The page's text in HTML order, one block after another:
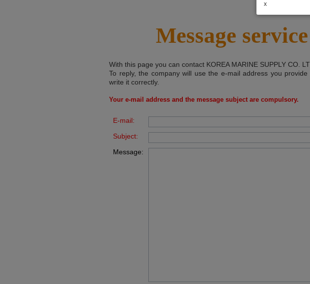
x
Message service
With this page you can contact KOREA MARINE SUPPLY CO.
To reply, the company will use the e-mail address you provide
write it correctly.
Your e-mail address and the message subject are compulsory.
E-mail:
Subject:
Message: